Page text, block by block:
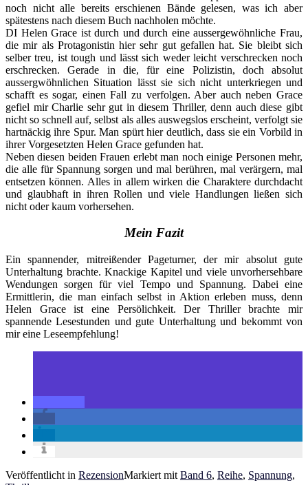
noch nicht alle bereits erschienen Bände gelesen, was ich aber
spätestens nach diesem Buch nachholen möchte.
DI Helen Grace ist durch und durch eine aussergewöhnliche Frau,
die mir als Protagonistin hier sehr gut gefallen hat. Sie bleibt sich
selber treu, ist tough und lässt sich weder leicht verschrecken noch
erschrecken. Gerade in die, für eine Polizistin, doch absolut
aussergwöhnlichen Situation lässt sie sich nicht unterkriegen und
schafft es sogar, einen Fall zu verfolgen. Aber auch neben Grace
gefiel mir Charlie sehr gut in diesem Thriller, denn auch diese gibt
nicht so schnell auf, selbst als alles auswegslos erscheint, verfolgt sie
hartnäckig ihre Spur. Man spürt hier deutlich, dass sie ein Vorbild in
ihrer Vorgesetzten Helen Grace gefunden hat.
Neben diesen beiden Frauen erlebt man noch einige Personen mehr,
die alle für Spannung sorgen und mal berühren, mal verärgern, mal
entsetzen können. Alles in allem wirken die Charaktere durchdacht
und glaubhaft in ihren Rollen und viele Handlungen ließen sich
nicht oder kaum vorhersehen.
Mein Fazit
Ein spannender, mitreißender Pageturner, der mir absolut gute
Unterhaltung brachte. Knackige Kapitel und viele unvorhersehbare
Wendungen sorgen für viel Tempo und Spannung. Dabei eine
Ermittlerin, die man einfach selbst in Aktion erleben muss, denn
Helen Grace ist eine Persölichkeit. Der Thriller brachte mir
spannende Lesestunden und gute Unterhaltung und bekommt von
mir eine Leseempfehlung!
Veröffentlicht in RezensionMarkiert mit Band 6, Reihe, Spannung,